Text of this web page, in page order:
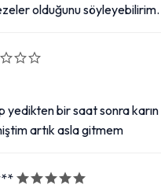
olduğunu
bir saat sonra karın
artık asla gitmem